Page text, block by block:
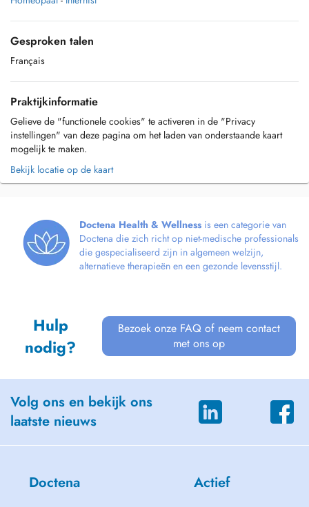
Gesproken talen
Français
Praktijkinformatie
Gelieve de "functionele cookies" te activeren in de "Privacy
instellingen" van deze pagina om het laden van onderstaande kaart
mogelijk te maken.
Bekijk locatie op de kaart
Doctena Health & Wellness is een categorie van
Doctena die zich richt op niet-medische professionals
die gespecialiseerd zijn in algemeen welzijn,
alternatieve therapieën en een gezonde levensstijl.
Hulp
nodig?
Bezoek onze FAQ of neem contact
met ons op
Volg ons en bekijk ons
laatste nieuws
Doctena Actief